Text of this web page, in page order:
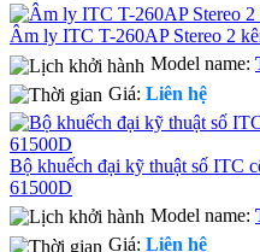
Âm ly ITC T-260AP Stereo 2
Model name:
Giá: Liên hệ
Bộ khuếch đại kỹ thuật số ITC
61500D
Model name:
Giá: Liên hệ